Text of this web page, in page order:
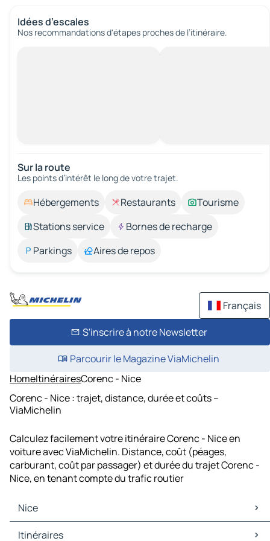
Idées d’escales
Nos recommandations d'étapes proches de l’itinéraire.
Sur la route
Les points d’intérêt le long de votre trajet.
Hébergements Restaurants
Tourisme
Stations service
Bornes de recharge
Parkings
Aires de repos
Français
S'inscrire à notre Newsletter
Parcourir le Magazine ViaMichelin
HomeItinérairesCorenc - Nice
Corenc - Nice : trajet, distance, durée et coûts –
ViaMichelin
Calculez facilement votre itinéraire Corenc - Nice en
voiture avec ViaMichelin. Distance, coût (péages,
carburant, coût par passager) et durée du trajet Corenc -
Nice, en tenant compte du trafic routier
Nice
Nice Cartes et plans
Itinéraires